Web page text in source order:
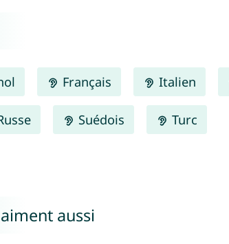
Français Italien
Suédois Turc
aussi